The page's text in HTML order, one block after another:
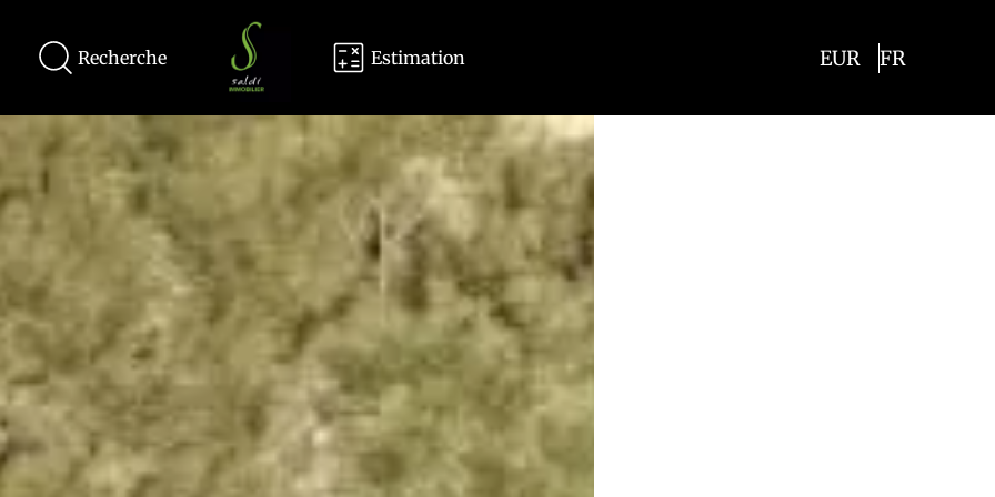
Recherche Estimation EUR FR